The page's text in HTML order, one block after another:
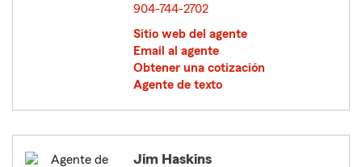
904-744-2702
Sitio web del agente
Email al agente
Obtener una cotización
Agente de texto
Jim Haskins